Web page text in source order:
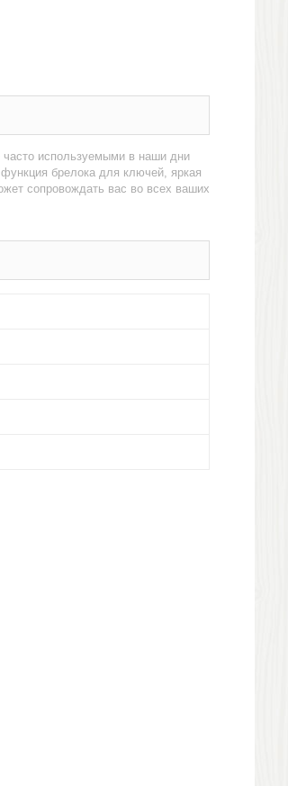
часто используемыми в наши дни
брелока для ключей, яркая
сопровождать вас во всех ваших